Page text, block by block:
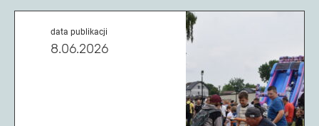
data publikacji
8.06.2026